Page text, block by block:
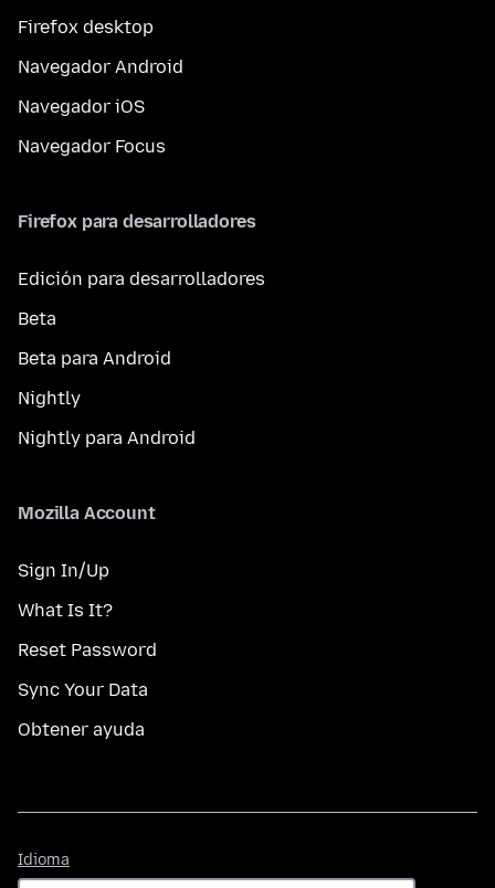
Firefox desktop
Navegador Android
Navegador iOS
Navegador Focus
Firefox para desarrolladores
Edición para desarrolladores
Beta
Beta para Android
Nightly
Nightly para Android
Mozilla Account
Sign In/Up
What Is It?
Reset Password
Sync Your Data
Obtener ayuda
Idioma